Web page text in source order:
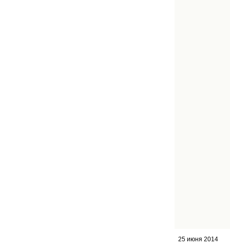
25 июня 2014